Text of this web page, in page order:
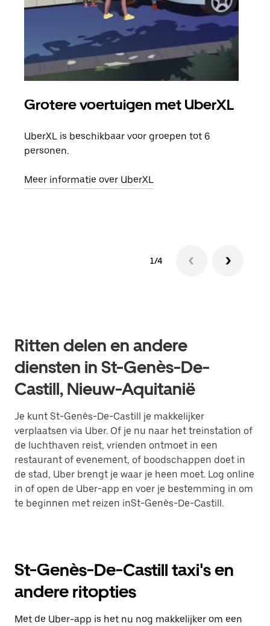
Grotere voertuigen met UberXL
UberXL is beschikbaar voor groepen tot 6
personen.
Meer informatie over UberXL
1/4
Ritten delen en andere
diensten in St-Genès-De-
Castill, Nieuw-Aquitanië
Je kunt St-Genès-De-Castill je makkelijker
verplaatsen via Uber. Of je nu naar het treinstation of
de luchthaven reist, vrienden ontmoet in een
restaurant of evenement, of boodschappen doet in
de stad, Uber brengt je waar je heen moet. Log online
in of open de Uber-app en voer je bestemming in om
te beginnen met reizen inSt-Genès-De-Castill.
St-Genès-De-Castill taxi's en
andere ritopties
Met de Uber-app is het nu nog makkelijker om een